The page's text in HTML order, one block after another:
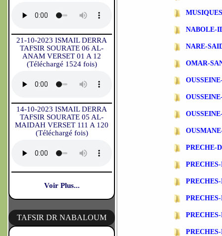
21-10-2023 ISMAIL DERRA
TAFSIR SOURATE 06 AL-
ANAM VERSET 01 A 12
(Téléchargé 1524 fois)
14-10-2023 ISMAIL DERRA
TAFSIR SOURATE 05 AL-
MAIDAH VERSET 111 A 120
(Téléchargé fois)
Voir Plus...
TAFSIR DR NABALOUM
NABOLE-
NARE-
OMAR-
PRECHE-